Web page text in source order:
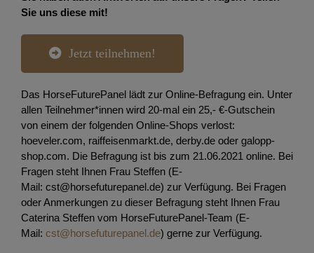
Sie uns diese mit!
Jetzt teilnehmen!
Das HorseFuturePanel lädt zur Online-Befragung ein. Unter
allen Teilnehmer*innen wird 20-mal ein 25,- €-Gutschein
von einem der folgenden Online-Shops verlost:
hoeveler.com, raiffeisenmarkt.de, derby.de oder galopp-
shop.com. Die Befragung ist bis zum 21.06.2021 online. Bei
Fragen steht Ihnen Frau Steffen (E-
Mail: cst@horsefuturepanel.de) zur Verfügung. Bei Fragen
oder Anmerkungen zu dieser Befragung steht Ihnen Frau
Caterina Steffen vom HorseFuturePanel-Team (E-
Mail: cst@horsefuturepanel.de) gerne zur Verfügung.